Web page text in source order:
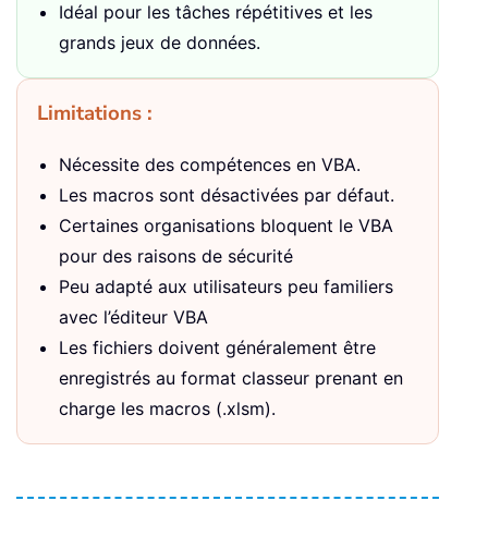
Idéal pour les tâches répétitives et les
grands jeux de données.
Limitations :
Nécessite des compétences en VBA.
Les macros sont désactivées par défaut.
Certaines organisations bloquent le VBA
pour des raisons de sécurité
Peu adapté aux utilisateurs peu familiers
avec l’éditeur VBA
Les fichiers doivent généralement être
enregistrés au format classeur prenant en
charge les macros (.xlsm).